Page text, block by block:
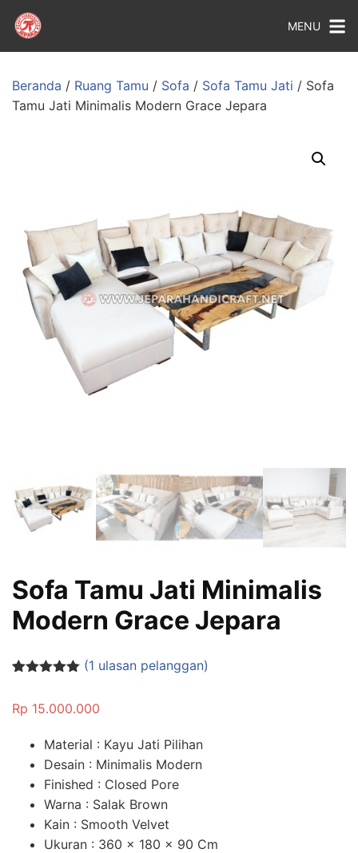
MENU
Beranda / Ruang Tamu / Sofa / Sofa Tamu Jati / Sofa
Tamu Jati Minimalis Modern Grace Jepara
Sofa Tamu Jati Minimalis
Modern Grace Jepara
berdasarka
(1 ulasan pelanggan)
Rp 15.000.000
Material : Kayu Jati Pilihan
Desain : Minimalis Modern
Finished : Closed Pore
Warna : Salak Brown
Kain : Smooth Velvet
Ukuran : 360 x 180 x 90 Cm